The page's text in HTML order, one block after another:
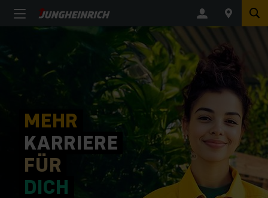
MEHR
KARRIERE
FÜR
DICH